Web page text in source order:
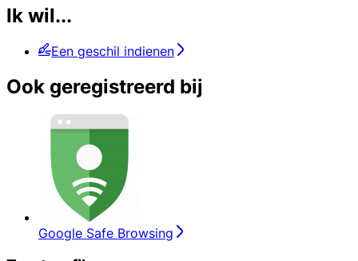
Ik wil...
Een geschil indienen
Ook geregistreerd bij
Google Safe Browsing